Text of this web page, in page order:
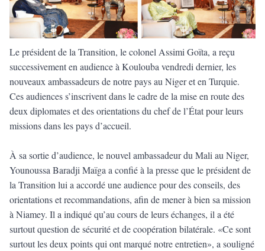
Le président de la Transition, le colonel Assimi Goïta, a reçu
successivement en audience à Koulouba vendredi dernier, les
nouveaux ambassadeurs de notre pays au Niger et en Turquie.
Ces audiences s’inscrivent dans le cadre de la mise en route des
deux diplomates et des orientations du chef de l’État pour leurs
missions dans les pays d’accueil.
À sa sortie d’audience, le nouvel ambassadeur du Mali au Niger,
Younoussa Baradji Maïga a confié à la presse que le président de
la Transition lui a accordé une audience pour des conseils, des
orientations et recommandations, afin de mener à bien sa mission
à Niamey. Il a indiqué qu’au cours de leurs échanges, il a été
surtout question de sécurité et de coopération bilatérale. «Ce sont
surtout les deux points qui ont marqué notre entretien», a souligné